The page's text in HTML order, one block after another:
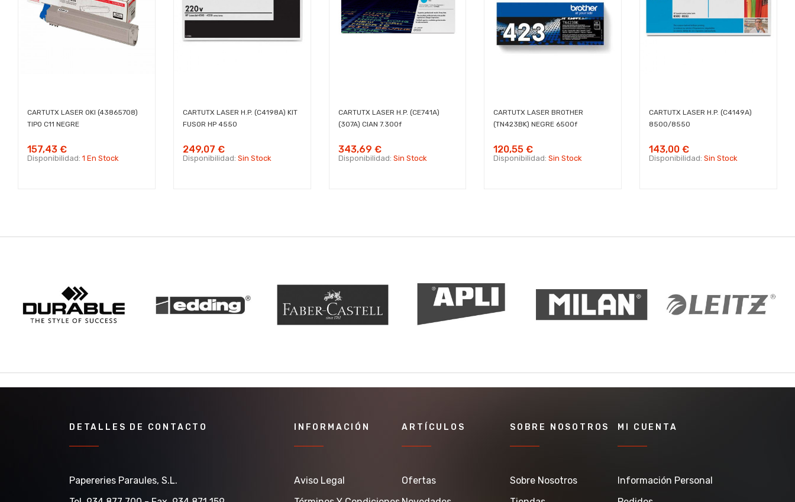
CARTUTX LASER OKI (43865708)
TIPO C11 NEGRE
157,43 €
Disponibilidad: 1 En Stock
CARTUTX LASER H.P. (C4198A) KIT
FUSOR HP 4550
249,07 €
Disponibilidad: Sin Stock
CARTUTX LASER H.P. (CE741A)
(307A) CIAN 7.300f
343,69 €
Disponibilidad: Sin Stock
CARTUTX LASER BROTHER
(TN423BK) NEGRE 6500f
120,55 €
Disponibilidad:Sin Stock
CARTUTX LASER H.P. (C4149A)
8500/8550
143,00 €
Disponibilidad:Sin Stock
DETALLES DE CONTACTO
Papereries Paraules, S.l.
INFORMACIÓN
Aviso Legal
ARTÍCULOS
Ofertas
SOBRE NOSOTROS
Sobre Nosotros
MI CUENTA
Información Personal